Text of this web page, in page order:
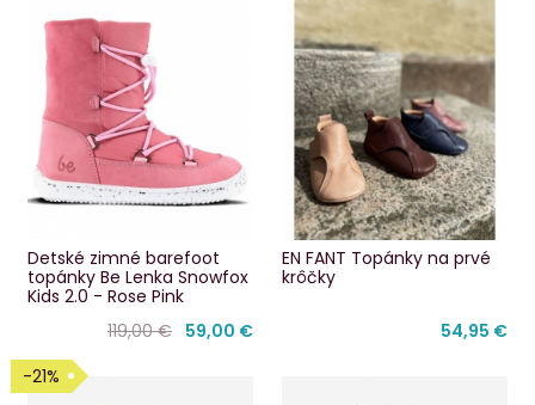
Detské zimné barefoot
topánky Be Lenka Snowfox
Kids 2.0 - Rose Pink
119,00 € 59,00 €
EN FANT Topánky na prvé
krôčky
54,95 €
-21%